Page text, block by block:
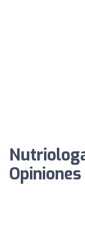
Opiniones